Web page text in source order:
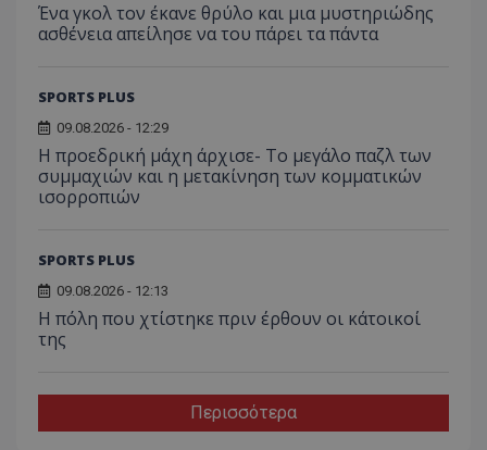
Ένα γκολ τον έκανε θρύλο και μια μυστηριώδης
ασθένεια απείλησε να του πάρει τα πάντα
SPORTS PLUS
09.08.2026 - 12:29
Η προεδρική μάχη άρχισε- Το μεγάλο παζλ των
συμμαχιών και η μετακίνηση των κομματικών
ισορροπιών
SPORTS PLUS
09.08.2026 - 12:13
Η πόλη που χτίστηκε πριν έρθουν οι κάτοικοί
της
Περισσότερα